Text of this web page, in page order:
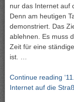
nur das Internet auf
Denn am heutigen
demonstriert. Das
ablehnen. Es muss
Zeit für eine
ist. …
Continue reading
Internet auf die